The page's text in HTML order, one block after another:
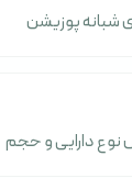
شبانه پوزیشن
نوع دارایی و حجم